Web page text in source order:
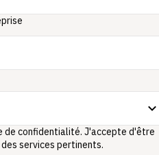
de confidentialité. J'accepte d'être
services pertinents.